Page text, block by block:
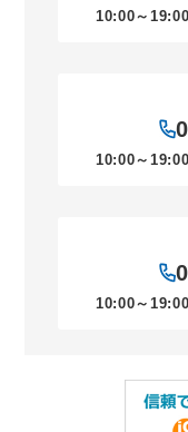
10:00～
10:00～
10:00～